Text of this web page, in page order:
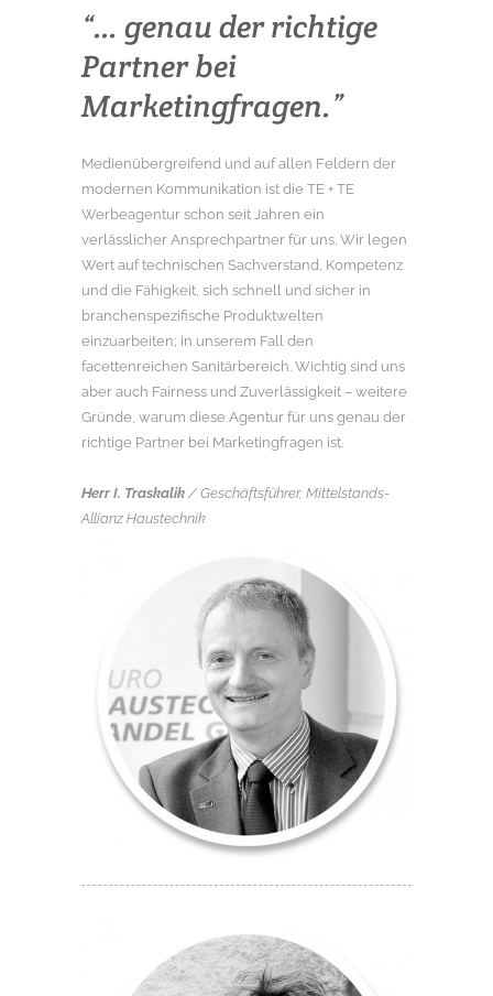
“… genau der richtige
Partner bei
Marketingfragen.”
Medienübergreifend und auf allen Feldern der
modernen Kommunikation ist die TE + TE
Werbeagentur schon seit Jahren ein
verlässlicher Ansprechpartner für uns. Wir legen
Wert auf technischen Sachverstand, Kompetenz
und die Fähigkeit, sich schnell und sicher in
branchenspezifische Produktwelten
einzuarbeiten; in unserem Fall den
facettenreichen Sanitärbereich. Wichtig sind uns
aber auch Fairness und Zuverlässigkeit – weitere
Gründe, warum diese Agentur für uns genau der
richtige Partner bei Marketingfragen ist.
Herr I. Traskalik / Geschäftsführer, Mittelstands-
Allianz Haustechnik